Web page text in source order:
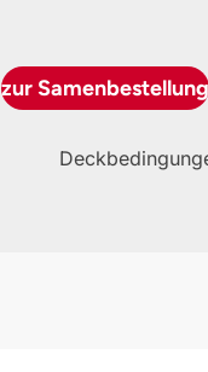
zur Samenbestellung